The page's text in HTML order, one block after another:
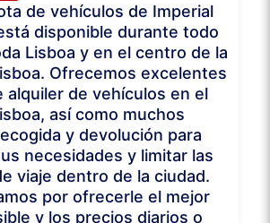
de vehículos de Imperial
disponible durante todo
Lisboa y en el centro de la
Ofrecemos excelentes
alquiler de vehículos en el
así como muchos
y devolución para
necesidades y limitar las
viaje dentro de la ciudad.
por ofrecerle el mejor
y los precios diarios o